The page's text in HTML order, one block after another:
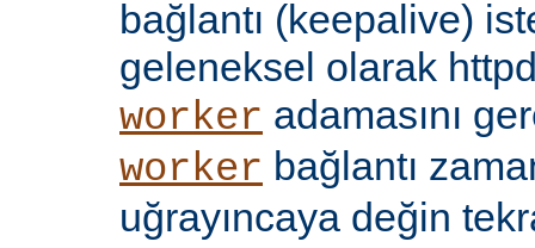
bağlantı (keepalive)
geleneksel olarak
worker adamasını
worker bağlantı
uğrayıncaya değin